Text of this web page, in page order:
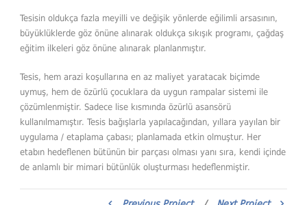
Tesisin oldukça fazla meyilli ve değişik yönlerde eğilimli arsasının,
büyüklüklerde göz önüne alınarak oldukça sıkışık programı, çağdaş
eğitim ilkeleri göz önüne alınarak planlanmıştır.
Tesis, hem arazi koşullarına en az maliyet yaratacak biçimde
uymuş, hem de özürlü çocuklara da uygun rampalar sistemi ile
çözümlenmiştir. Sadece lise kısmında özürlü asansörü
kullanılmamıştır. Tesis bağışlarla yapılacağından, yıllara yayılan bir
uygulama / etaplama çabası; planlamada etkin olmuştur. Her
etabın hedeflenen bütünün bir parçası olması yanı sıra, kendi içinde
de anlamlı bir mimari bütünlük oluşturması hedeflenmiştir.